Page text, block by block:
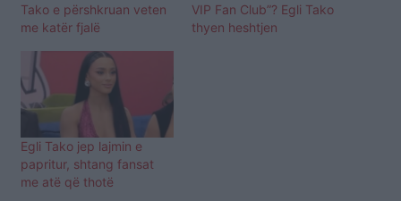
Tako e përshkruan veten
me katër fjalë
VIP Fan Club”? Egli Tako
thyen heshtjen
Egli Tako jep lajmin e
papritur, shtang fansat
me atë që thotë